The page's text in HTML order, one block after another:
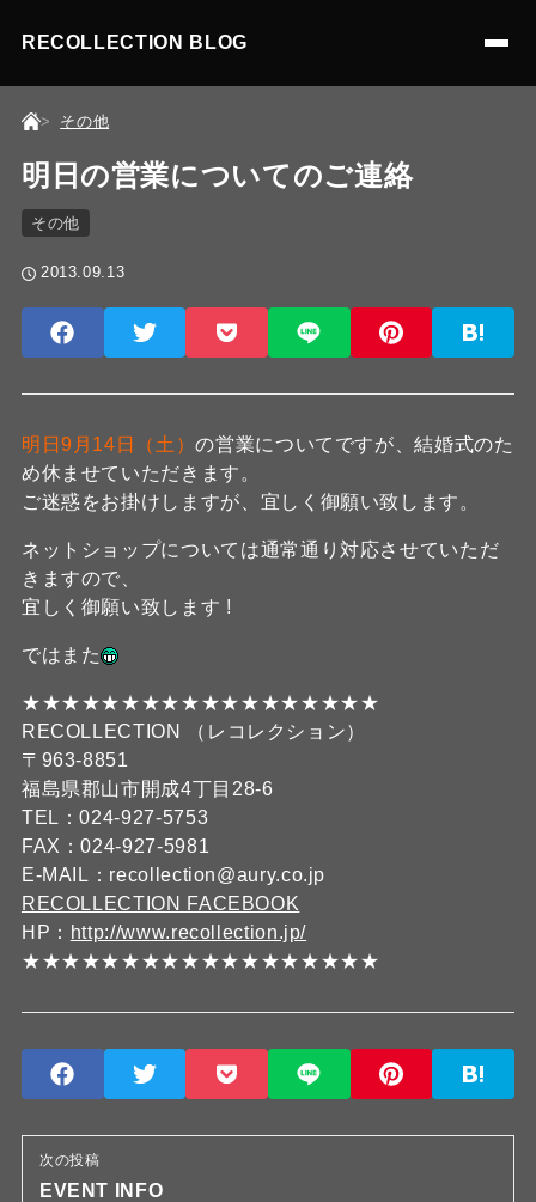
RECOLLECTION BLOG
その他
明日の営業についてのご連絡
その他
2013.09.13
明日9月14日（土）の営業についてですが、結婚式のた
め休ませていただきます。
ご迷惑をお掛けしますが、宜しく御願い致します。
ネットショップについては通常通り対応させていただ
きますので、
宜しく御願い致します !
ではまた
★★★★★★★★★★★★★★★★★★
RECOLLECTION （レコレクション）
〒963-8851
福島県郡山市開成4丁目28-6
TEL：024-927-5753
FAX：024-927-5981
E-MAIL：recollection@aury.co.jp
RECOLLECTION FACEBOOK
HP： http://www.recollection.jp/
★★★★★★★★★★★★★★★★★★
次の投稿
EVENT INFO